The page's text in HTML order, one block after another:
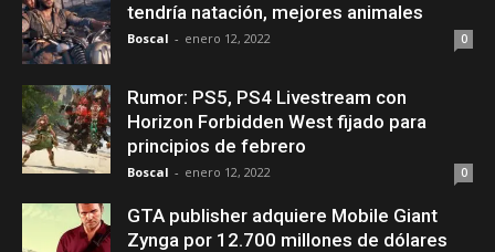
tendría natación, mejores animales
Boscal - enero 12, 2022 0
Rumor: PS5, PS4 Livestream con
Horizon Forbidden West fijado para
principios de febrero
Boscal - enero 12, 2022 0
GTA publisher adquiere Mobile Giant
Zynga por 12.700 millones de dólares